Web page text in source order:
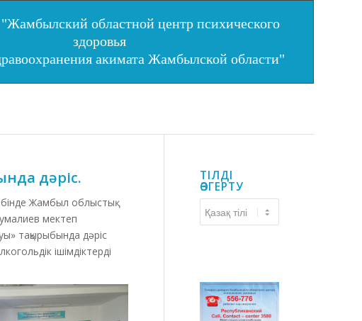
областной центр психического
здоровья
акимата Жамбылской области"
дәріс.
Жамбыл облыстық
мектеп
тақырыбында дәріс
ішімдіктерді
ТІЛДІ
ӨЗГЕРТУ
өзгерту